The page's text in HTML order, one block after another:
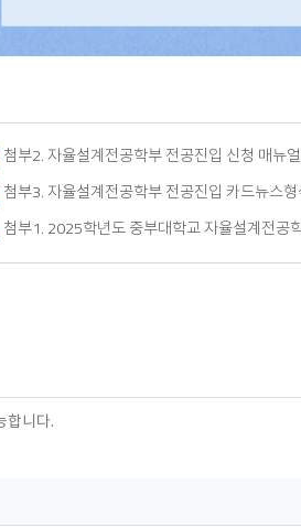
첨부2. 자율설계전공학부 전공진입 신청 매뉴
첨부3. 자율설계전공학부 전공진입 카드뉴스
첨부1. 2025학년도 중부대학교 자율설계전공